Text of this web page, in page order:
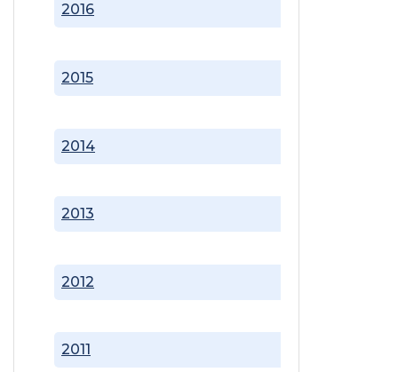
2011
2012
2013
2014
2015
2016